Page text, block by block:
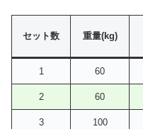
セット数 重量(kg)
1 60
2 60
3 100